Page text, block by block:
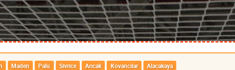
Maden Palu Sivrice Arıcak Kovancılar Alacakaya